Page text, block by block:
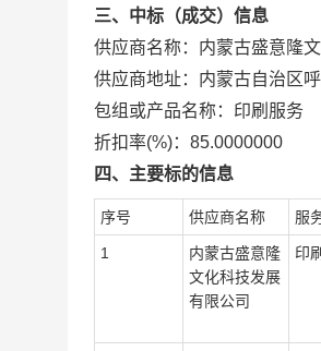
三、中标（成交）信息
供应商名称：内蒙古盛意隆
供应商地址：内蒙古自治区
包组或产品名称：印刷服务
折扣率(%)：85.0000000
四、主要标的信息
序号 供应商名称 服
1
内蒙古盛意隆
文化科技发展
有限公司
印